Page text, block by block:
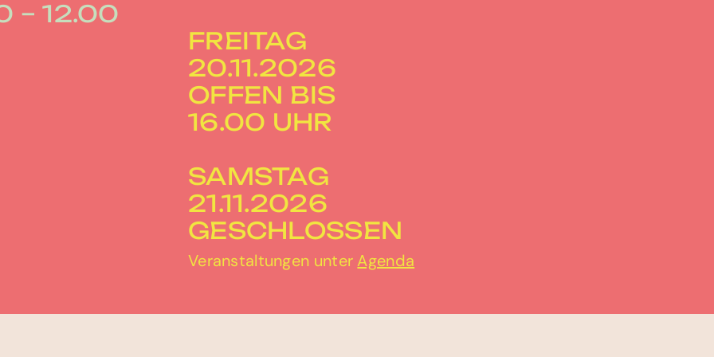
– 12.00
FREITAG
20.11.2026
OFFEN BIS
16.00 UHR
SAMSTAG
21.11.2026
GESCHLOSSEN
Veranstaltungen unterAgenda